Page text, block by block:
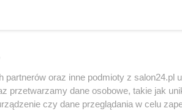
partnerów oraz inne podmioty z salon24.pl
przetwarzamy dane osobowe, takie jak
czy dane przeglądania w celu